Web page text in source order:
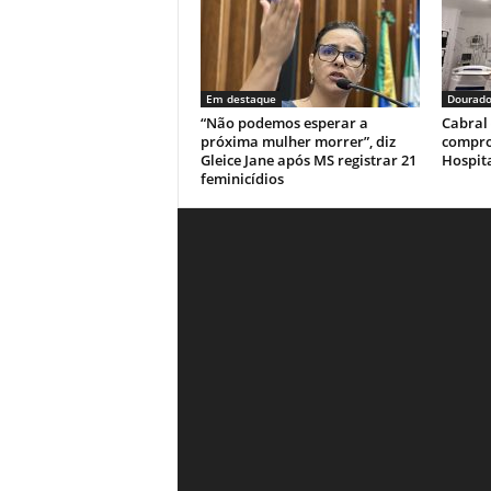
Em destaque
“Não podemos esperar a
próxima mulher morrer”, diz
Gleice Jane após MS registrar 21
feminicídios
Cabral